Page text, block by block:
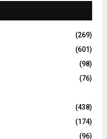
(269)
(601)
(98)
(76)
(438)
(174)
(96)